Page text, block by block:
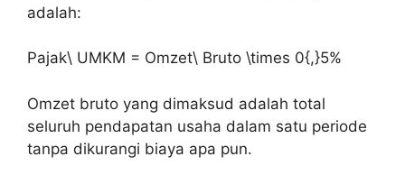
adalah:
Pajak\ UMKM = Omzet\ Bruto \times 0{,}5%
Omzet bruto yang dimaksud adalah total
seluruh pendapatan usaha dalam satu periode
tanpa dikurangi biaya apa pun.